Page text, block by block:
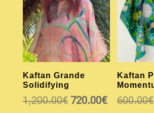
Kaftan Grande
Solidifying
1,200.00€ El
720.00€El
Kaftan
600.00€